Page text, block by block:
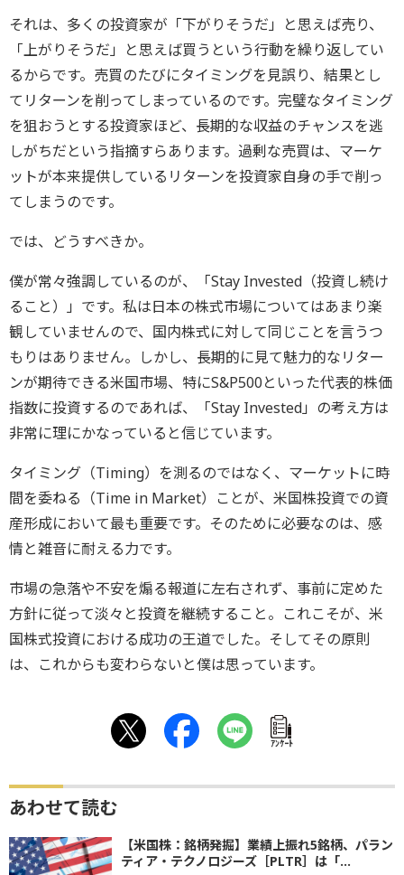
それは、多くの投資家が「下がりそうだ」と思えば売り、
「上がりそうだ」と思えば買うという行動を繰り返してい
るからです。売買のたびにタイミングを見誤り、結果とし
てリターンを削ってしまっているのです。完璧なタイミング
を狙おうとする投資家ほど、長期的な収益のチャンスを逃
しがちだという指摘すらあります。過剰な売買は、マーケ
ットが本来提供しているリターンを投資家自身の手で削っ
てしまうのです。
では、どうすべきか。
僕が常々強調しているのが、「Stay Invested（投資し続け
ること）」です。私は日本の株式市場についてはあまり楽
観していませんので、国内株式に対して同じことを言うつ
もりはありません。しかし、長期的に見て魅力的なリター
ンが期待できる米国市場、特にS&P500といった代表的株価
指数に投資するのであれば、「Stay Invested」の考え方は
非常に理にかなっていると信じています。
タイミング（Timing）を測るのではなく、マーケットに時
間を委ねる（Time in Market）ことが、米国株投資での資
産形成において最も重要です。そのために必要なのは、感
情と雑音に耐える力です。
市場の急落や不安を煽る報道に左右されず、事前に定めた
方針に従って淡々と投資を継続すること。これこそが、米
国株式投資における成功の王道でした。そしてその原則
は、これからも変わらないと僕は思っています。
ｱﾝｹｰﾄ
あわせて読む
【米国株：銘柄発掘】業績上振れ5銘柄、パラン
ティア・テクノロジーズ［PLTR］は「...